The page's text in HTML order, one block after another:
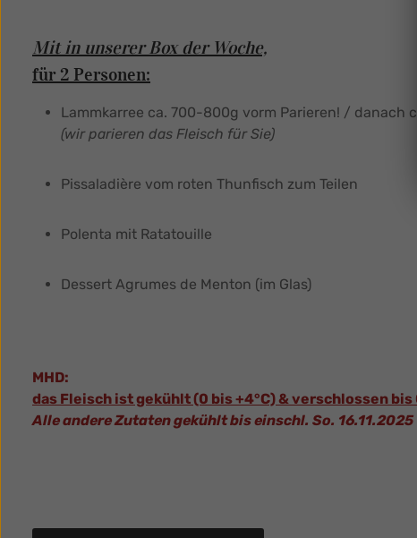
Mit in unserer Box der Woche,
für 2 Personen:
Lammkarree ca. 700-800g vorm Parieren! / danach
(wir parieren das Fleisch für Sie)
Pissaladière vom roten Thunfisch zum Teilen
Polenta mit Ratatouille
Dessert Agrumes de Menton (im Glas)
MHD:
das Fleisch ist gekühlt (0 bis +4°C) & verschlossen bis
Alle andere Zutaten gekühlt bis einschl. So. 16.11.2025